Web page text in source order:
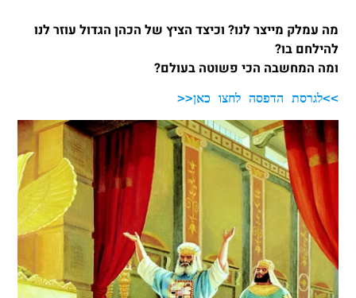
מה עמלק מייצר לנו? וכיצד הציץ של הכהן הגדול עוזר לנו
להילחם בו?
ומה המחשבה הכי פשוטה בעולם?
>>לגרסת הדפסה לחצו כאן<<